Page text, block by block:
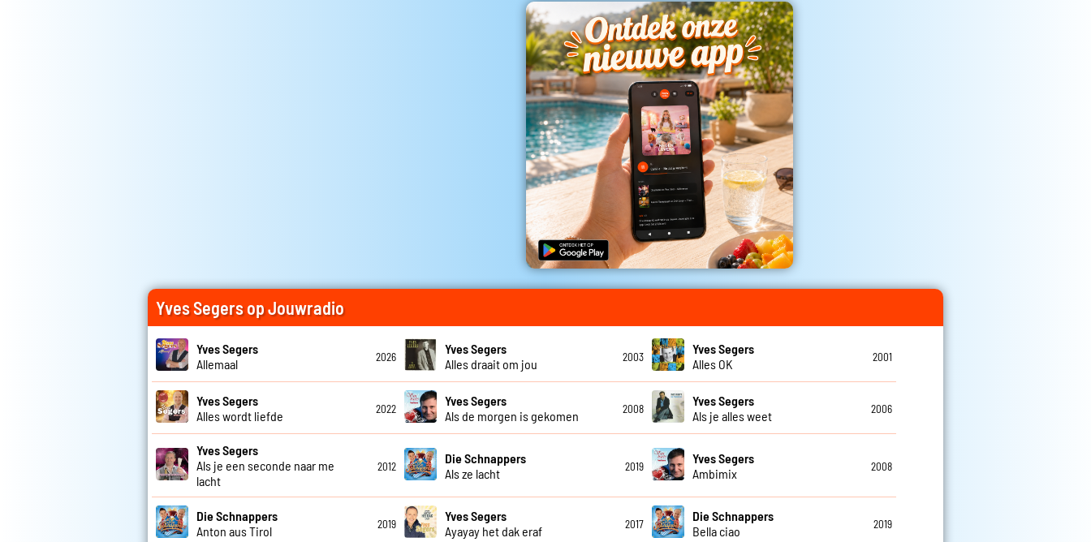
Yves Segers op Jouwradio
Yves Segers
Allemaal
2026
Yves Segers
Alles draait om jou
2003
Yves Segers
Alles OK
2001
Yves Segers
Alles wordt liefde
2022
Yves Segers
Als de morgen is gekomen
2008
Yves Segers
Als je alles weet
2006
Yves Segers
Als je een seconde naar me
lacht
2012
Die Schnappers
Als ze lacht
2019
Yves Segers
Ambimix
2008
Die Schnappers
Anton aus Tirol
2019
Yves Segers
Ayayay het dak eraf
2017
Die Schnappers
Bella ciao
2019